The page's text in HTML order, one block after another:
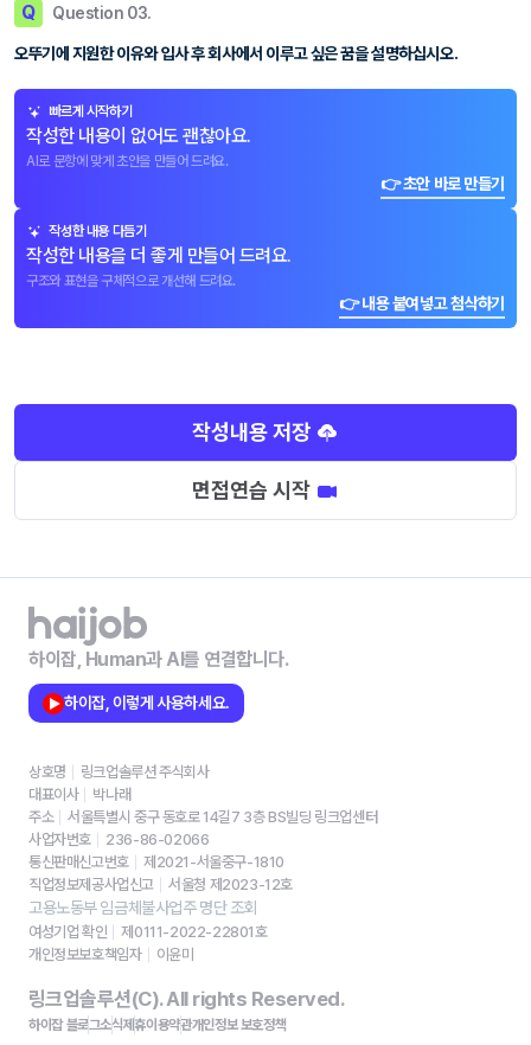
Q Question 03.
오뚜기에 지원한 이유와 입사 후 회사에서 이루고 싶은 꿈을 설명하십시오.
빠르게 시작하기
작성한 내용이 없어도 괜찮아요.
AI로 문항에 맞게 초안을 만들어 드려요.
👉 초안 바로 만들기
작성한 내용 다듬기
작성한 내용을 더 좋게 만들어 드려요.
구조와 표현을 구체적으로 개선해 드려요.
👉 내용 붙여넣고 첨삭하기
작성내용 저장
면접연습 시작
하이잡, Human과 AI를 연결합니다.
하이잡, 이렇게 사용하세요.
상호명
링크업솔루션 주식회사
대표이사
박나래
주소
서울특별시 중구 동호로 14길7 3층 BS빌딩 링크업센터
사업자번호
236-86-02066
통신판매신고번호
제2021-서울중구-1810
직업정보제공사업신고
서울청 제2023-12호
고용노동부 임금체불사업주 명단 조회
여성기업 확인
제0111-2022-22801호
개인정보보호책임자
이윤미
링크업솔루션(C). All rights Reserved.
하이잡 블로그소식제휴이용약관개인정보 보호정책